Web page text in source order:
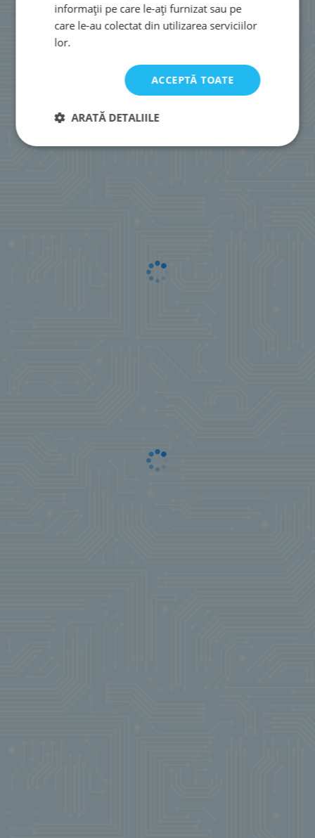
informații pe care le-ați furnizat sau pe
care le-au colectat din utilizarea serviciilor
lor.
ACCEPTĂ TOATE
ARATĂ DETALIILE